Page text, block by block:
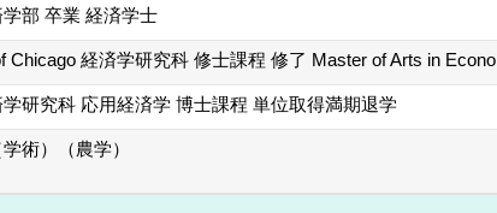
部 卒業 経済学士
Chicago 経済学研究科 修士課程 修了 Master of Arts in
研究科 応用経済学 博士課程 単位取得満期退学
術）（農学）